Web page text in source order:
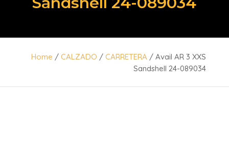
Home /CALZADO /CARRETERA / Avail AR 3 XXS
Sandshell 24-089034